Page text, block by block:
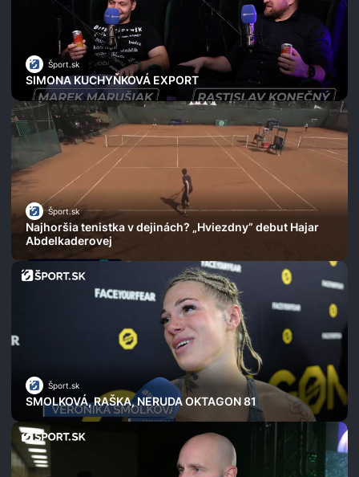
Šport.sk
SIMONA KUCHYŇKOVÁ EXPORT
Šport.sk
Najhoršia tenistka v dejinách? „Hviezdny” debut Hajar
Abdelkaderovej
Šport.sk
SMOLKOVÁ, RAŠKA, NERUDA OKTAGON 81